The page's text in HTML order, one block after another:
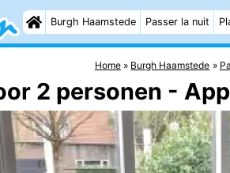
Burgh Haamstede Passer la nuit
Home Burgh Haamstede
2 personen -